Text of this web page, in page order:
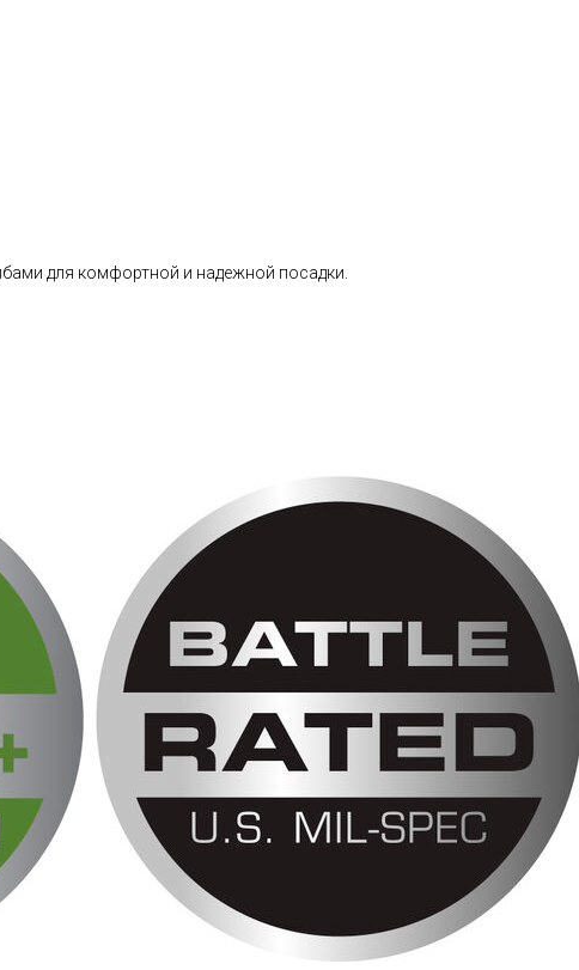
для комфортной и надежной посадки.